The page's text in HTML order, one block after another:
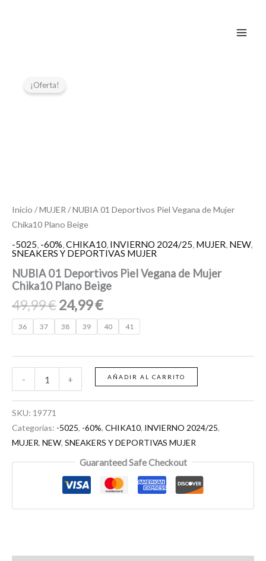
¡Oferta!
Inicio /MUJER / NUBIA 01 Deportivos Piel Vegana de Mujer
Chika10 Plano Beige
-5025, -60%,CHIKA10, INVIERNO 2024/25, MUJER, NEW,
SNEAKERS Y DEPORTIVAS MUJER
NUBIA 01 Deportivos Piel Vegana de Mujer
Chika10 Plano Beige
49,99€24,99€
36 37 38 39 40 41
-
Deportivos
+ AÑADIR AL CARRITO
SKU: 19771
Categorías: -5025, -60%, CHIKA10, INVIERNO 2024/25,
MUJER, NEW, SNEAKERS Y DEPORTIVAS MUJER
Guaranteed Safe Checkout